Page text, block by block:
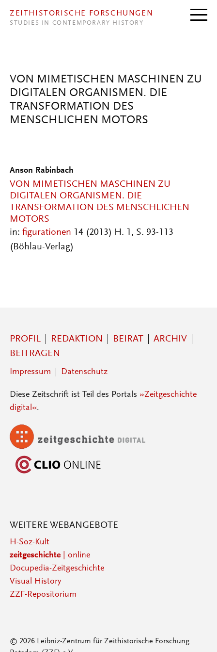
ZEITHISTORISCHE FORSCHUNGEN
STUDIES IN CONTEMPORARY HISTORY
VON MIMETISCHEN MASCHINEN ZU
DIGITALEN ORGANISMEN. DIE
TRANSFORMATION DES
MENSCHLICHEN MOTORS
Anson Rabinbach
VON MIMETISCHEN MASCHINEN ZU
DIGITALEN ORGANISMEN. DIE
TRANSFORMATION DES MENSCHLICHEN
MOTORS
in: figurationen 14 (2013) H. 1, S. 93-113
(Böhlau-Verlag)
PROFIL REDAKTION BEIRAT
ARCHIV
BEITRAGEN
Impressum Datenschutz
Diese Zeitschrift ist Teil des Portals »Zeitgeschichte
digital«.
WEITERE WEBANGEBOTE
H-Soz-Kult
zeitgeschichte| online
Docupedia-Zeitgeschichte
Visual History
ZZF-Repositorium
© 2026 Leibniz-Zentrum für Zeithistorische Forschung